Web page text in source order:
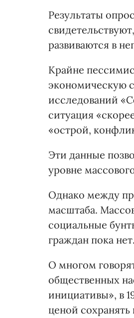
Результаты
развиваются в
Крайне
экономическую
исследований
ситуация
«острой,
Эти данные
уровне
Однако между
масштаба.
социальные
граждан пока нет.
О многом
общественных
инициативы», в
ценой